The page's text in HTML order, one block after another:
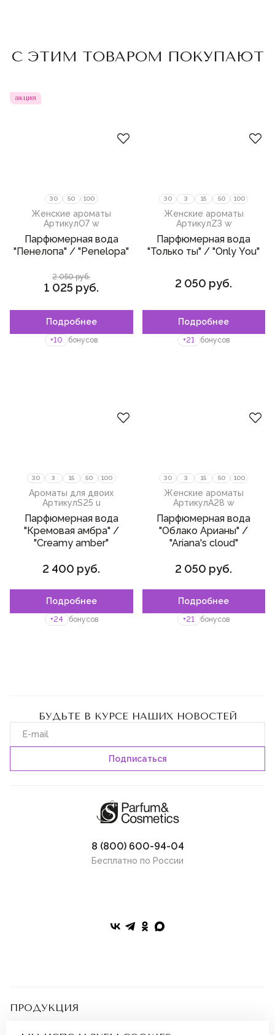
С ЭТИМ ТОВАРОМ ПОКУПАЮТ
акция
зарегистрируйтесь,
чтобы добавить товар в
30 50 100
Женские ароматы
АртикулO7 w
Парфюмерная вода
"Пенелопа" / "Penelopa"
2 050 руб.
1 025 руб.
Подробнее
+10 бонусов
зарегистрируйтесь,
чтобы добавить товар в
30 3 15 50 100
Женские ароматы
АртикулZ3 w
Парфюмерная вода
"Только ты" / "Only You"
2 050 руб.
Подробнее
+21 бонусов
Пожалуйста,войдите
зарегистрируйтесь,
чтобы добавить товар в
30 3 15 50 100
Ароматы для двоих
АртикулS25 u
Парфюмерная вода
"Кремовая амбра" /
"Creamy amber"
2 400 руб.
Подробнее
+24 бонусов
Пожалуйста,войдите
зарегистрируйтесь,
чтобы добавить товар в
30 3 15 50 100
Женские ароматы
АртикулA28 w
Парфюмерная вода
"Облако Арианы" /
"Ariana's cloud"
2 050 руб.
Подробнее
+21 бонусов
БУДЬТЕ В КУРСЕ НАШИХ НОВОСТЕЙ
8 (800) 600-94-04
Бесплатно по России
ПРОДУКЦИЯ